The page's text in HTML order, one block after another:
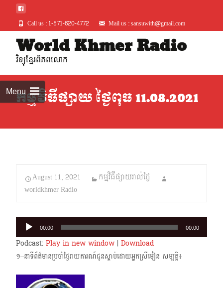
Call us : 1-571-620-4772 Mail us : sansuwith@gmail.com
World Khmer Radio
វិទ្យុខ្មែរពិភពលោក
Menuកម្មវិធីផ្សាយ ថ្ងៃពុធ 11.08.2021
August 11, 2021
កម្មវិធីផ្សាយរាល់ថ្ងៃ
worldkhmer Radio
Audio
Player
00:00 00:00
Podcast: Play in new window| Download
១–នាទីព័ត៌មានប្រចាំថ្ងៃរាយការណ៍ជូនស្តាប់ដោយអ្នកស្រីមៀន សម្បត្តិ៖